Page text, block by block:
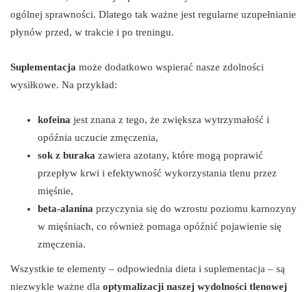
ogólnej sprawności. Dlatego tak ważne jest regularne uzupełnianie
płynów przed, w trakcie i po treningu.
Suplementacja może dodatkowo wspierać nasze zdolności
wysiłkowe. Na przykład:
kofeina jest znana z tego, że zwiększa wytrzymałość i
opóźnia uczucie zmęczenia,
sok z buraka zawiera azotany, które mogą poprawić
przepływ krwi i efektywność wykorzystania tlenu przez
mięśnie,
beta-alanina przyczynia się do wzrostu poziomu karnozyny
w mięśniach, co również pomaga opóźnić pojawienie się
zmęczenia.
Wszystkie te elementy – odpowiednia dieta i suplementacja – są
niezwykle ważne dla optymalizacji naszej wydolności tlenowej